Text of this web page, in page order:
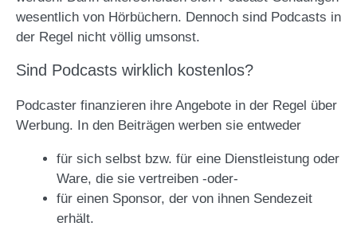
wesentlich von Hörbüchern. Dennoch sind Podcasts in
der Regel nicht völlig umsonst.
Sind Podcasts wirklich kostenlos?
Podcaster finanzieren ihre Angebote in der Regel über
Werbung. In den Beiträgen werben sie entweder
für sich selbst bzw. für eine Dienstleistung oder
Ware, die sie vertreiben -oder-
für einen Sponsor, der von ihnen Sendezeit
erhält.